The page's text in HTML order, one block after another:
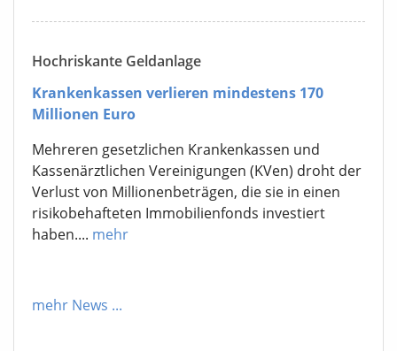
Hochriskante Geldanlage
Krankenkassen verlieren mindestens 170
Millionen Euro
Mehreren gesetzlichen Krankenkassen und
Kassenärztlichen Vereinigungen (KVen) droht der
Verlust von Millionenbeträgen, die sie in einen
risikobehafteten Immobilienfonds investiert
haben.... mehr
mehr News ...